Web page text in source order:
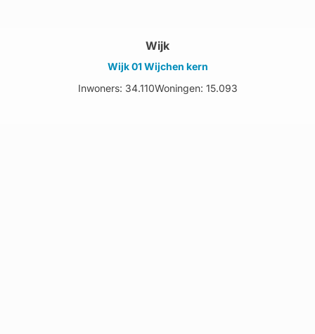
Wijk
Wijk 01 Wijchen kern
Inwoners: 34.110Woningen: 15.093